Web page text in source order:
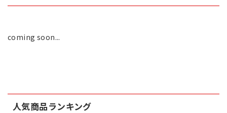
coming soon...
人気商品ランキング